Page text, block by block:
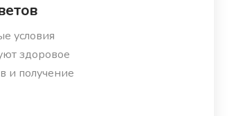
условия
здоровое
и получение